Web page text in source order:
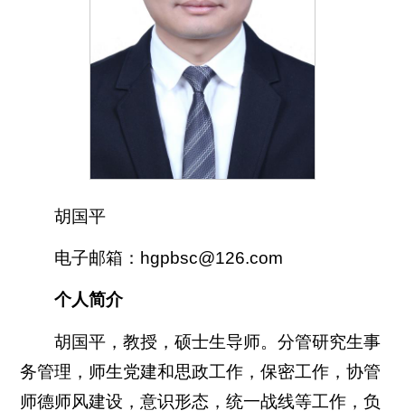
胡国平
电子邮箱：hgpbsc@126.com
个人简介
胡国平，教授，硕士生导师。分管研究生事
务管理，师生党建和思政工作，保密工作，协管
师德师风建设，意识形态，统一战线等工作，负